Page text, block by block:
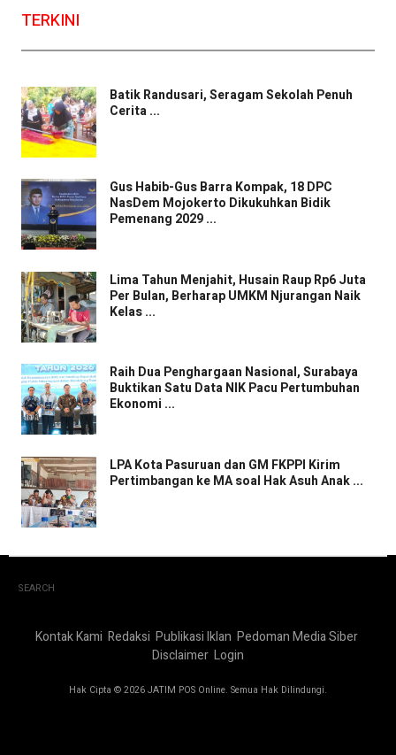
TERKINI
Batik Randusari, Seragam Sekolah Penuh
Cerita ...
Gus Habib-Gus Barra Kompak, 18 DPC
NasDem Mojokerto Dikukuhkan Bidik
Pemenang 2029 ...
Lima Tahun Menjahit, Husain Raup Rp6 Juta
Per Bulan, Berharap UMKM Njurangan Naik
Kelas ...
Raih Dua Penghargaan Nasional, Surabaya
Buktikan Satu Data NIK Pacu Pertumbuhan
Ekonomi ...
LPA Kota Pasuruan dan GM FKPPI Kirim
Pertimbangan ke MA soal Hak Asuh Anak ...
SEARCH
Kontak Kami Redaksi Publikasi Iklan Pedoman Media Siber
Disclaimer Login
Hak Cipta © 2026 JATIM POS Online. Semua Hak Dilindungi.